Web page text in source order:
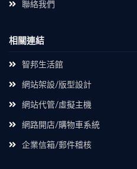
聯絡我們
相關連結
智邦生活館
網站架設/版型設計
網站代管/虛擬主機
網路開店/購物車系統
企業信箱/郵件稽核